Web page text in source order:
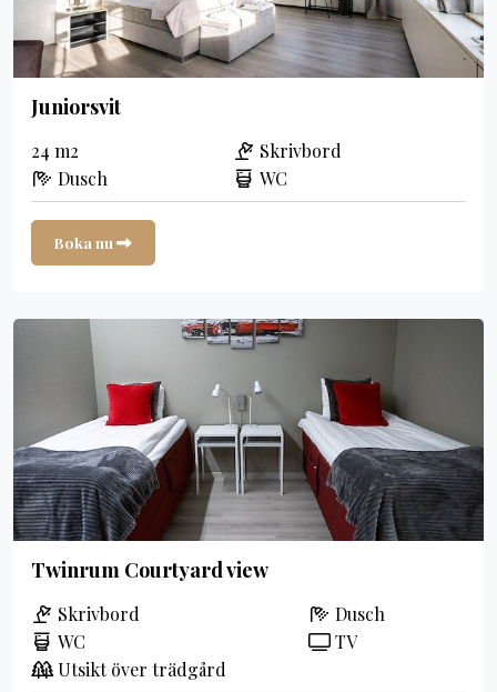
Juniorsvit
24 m2
Skrivbord
Dusch
WC
Boka nu
Twinrum Courtyard view
Skrivbord
Dusch
WC
TV
Utsikt över trädgård